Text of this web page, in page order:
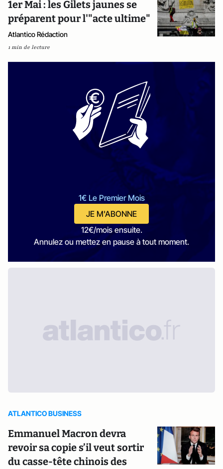
1er Mai : les Gilets jaunes se
préparent pour l'"acte ultime"
Atlantico Rédaction
1 min de lecture
1€ Le Premier Mois
JE M'ABONNE
12€/mois ensuite.
Annulez ou mettez en pause à tout moment.
ATLANTICO BUSINESS
Emmanuel Macron devra
revoir sa copie s’il veut sortir
du casse-tête chinois des